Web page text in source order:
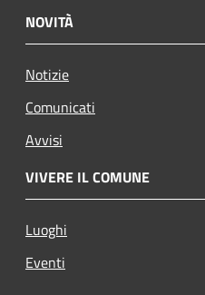
NOVITÀ
Notizie
Comunicati
Avvisi
VIVERE IL COMUNE
Luoghi
Eventi